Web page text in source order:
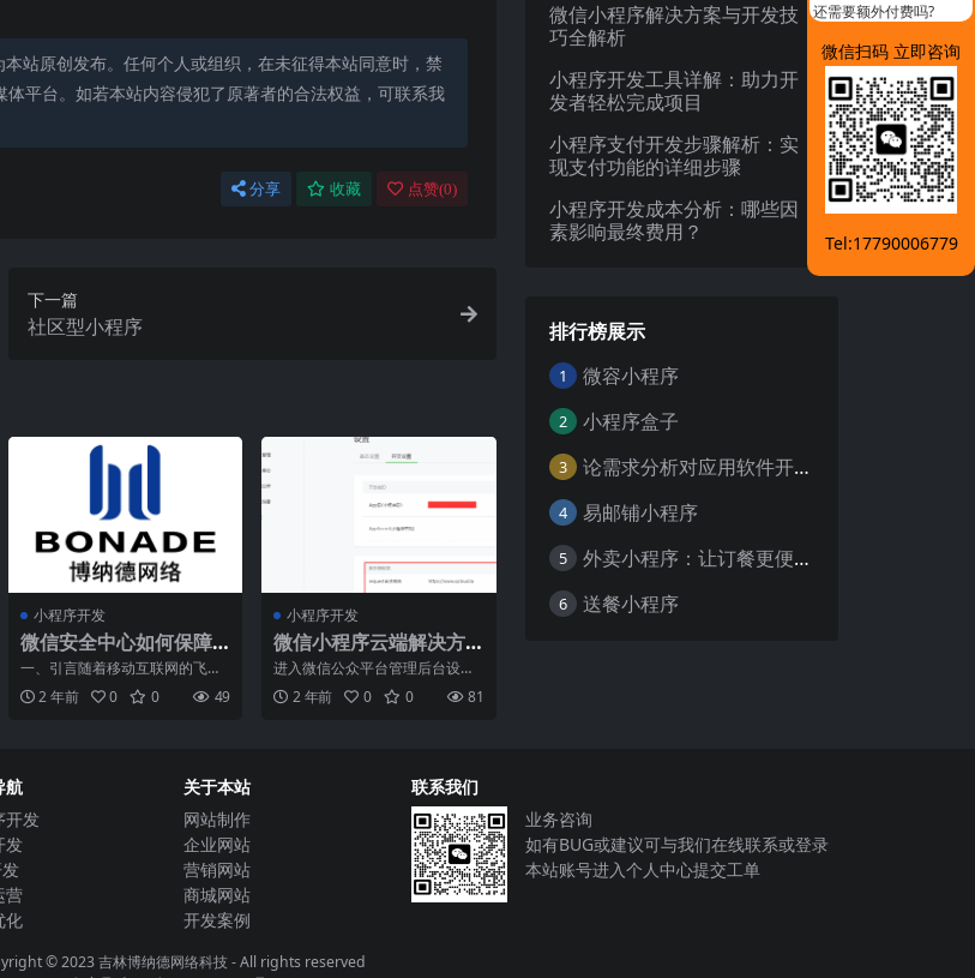
站原创发布。任何个人或组织，在未征得本站同意时，禁
平台。如若本站内容侵犯了原著者的合法权益，可联系我
分享 收藏 点赞(0)
下一篇
社区型小程序
小程序开发
微信安全中心如何保障
服务号安全
一、引言随着移动互联网的飞速
发展，微信作为国内最大的社交
平台之一，其服务号已经成
2 年前 0 0 49
小程序开发
微信小程序云端解决方
案教程一：文件上传下
载应用场景
进入微信公众平台管理后台设置
服务器配置，配置类似如下设
置：注意：需要将www.q
2 年前 0 0 81
微信小程序解决方案与开发技
巧全解析
小程序开发工具详解：助力开
发者轻松完成项目
小程序支付开发步骤解析：实
现支付功能的详细步骤
小程序开发成本分析：哪些因
素影响最终费用？
排行榜展示
1 微容小程序
2 小程序盒子
3 论需求分析对应用软件开发的重要性
4 易邮铺小程序
5 外卖小程序：让订餐更便捷，吃货的福音
6 送餐小程序
航
开发
发
营
化
关于本站
网站制作
企业网站
营销网站
商城网站
开发案例
联系我们
业务咨询
如有BUG或建议可与我们在线联系或登录
本站账号进入个人中心提交工单
© 2023吉林博纳德网络科技- All rights reserved
还需要额外付费吗?
微信扫码 立即咨询
Tel:17790006779